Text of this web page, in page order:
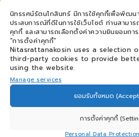
นิทรรศน์รัตนโกสินทร์ มีการใช้คุกกี้เพื่อพัฒน
ประสบการณ์ที่ดีในการใช้เว็บไซต์ ท่านสามาร
คุกกี้ และสามารถเลือกตั้งค่าความยินยอมกา
“การตั้งค่าคุกกี้”
Nitasrattanakosin uses a selection
third-party cookies to provide
using the website.
Manage services
ยอมรับทั้งหมด
การตั้งค่าคุกกี้
Personal Data
For inquiries regarding the
Performance Stage, please
5476 5868
Follow us
Contact us
FAQs
Personal Data Protection